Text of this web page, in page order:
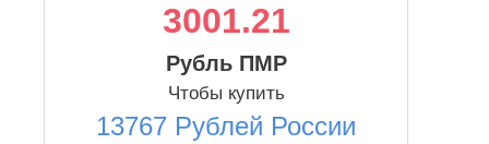
3001.21
Рубль ПМР
Чтобы купить
13767 Рублей России